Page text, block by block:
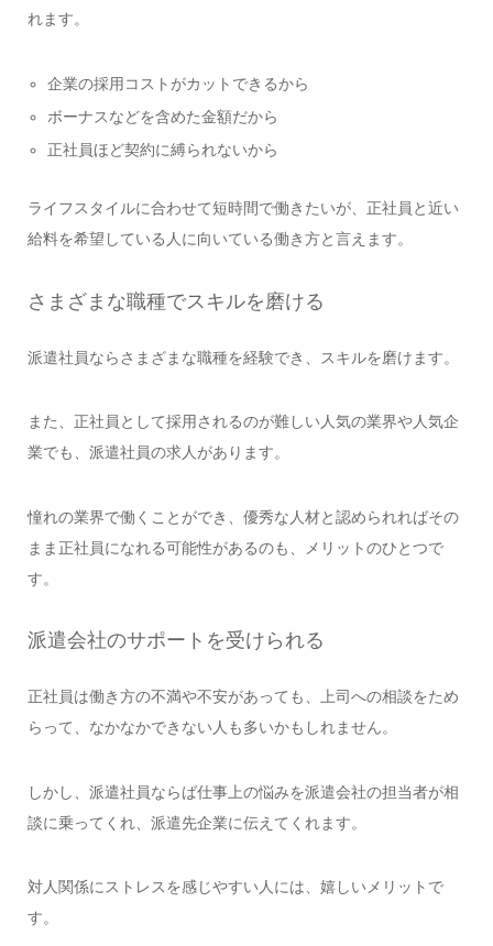
れます。
企業の採用コストがカットできるから
ボーナスなどを含めた金額だから
正社員ほど契約に縛られないから
ライフスタイルに合わせて短時間で働きたいが、正社員と近い
給料を希望している人に向いている働き方と言えます。
さまざまな職種でスキルを磨ける
派遣社員ならさまざまな職種を経験でき、スキルを磨けます。
また、正社員として採用されるのが難しい人気の業界や人気企
業でも、派遣社員の求人があります。
憧れの業界で働くことができ、優秀な人材と認められればその
まま正社員になれる可能性があるのも、メリットのひとつで
す。
派遣会社のサポートを受けられる
正社員は働き方の不満や不安があっても、上司への相談をため
らって、なかなかできない人も多いかもしれません。
しかし、派遣社員ならば仕事上の悩みを派遣会社の担当者が相
談に乗ってくれ、派遣先企業に伝えてくれます。
対人関係にストレスを感じやすい人には、嬉しいメリットで
す。